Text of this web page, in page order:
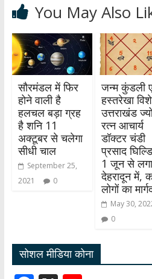
You May Also
सौरमंडल में फिर
होने वाली है
हलचल बड़ा ग्रह
है शनि 11
अक्टूबर से चलेगा
सीधी चाल
September 25,
2021
0
जन्म कुंडली
हस्तरेखा
उत्तराखंड
रत्न आचार्य
डॉक्टर चंडी
प्रसाद
1 जून से
देहरादून में,
लोगों का
May 30,
0
सोशल मीडिया कोना